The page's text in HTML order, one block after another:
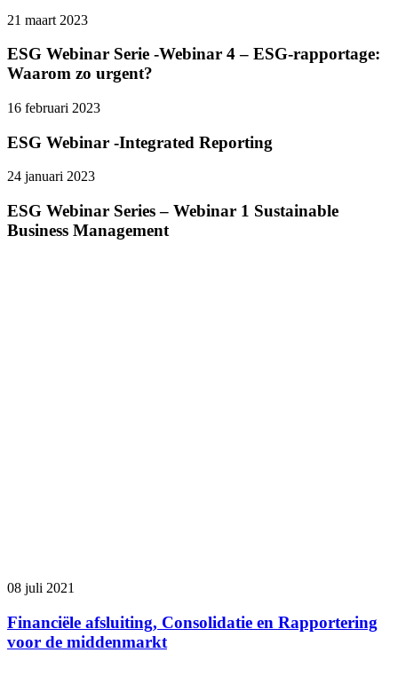
21 maart 2023
ESG Webinar Serie -Webinar 4 – ESG-rapportage:
Waarom zo urgent?
16 februari 2023
ESG Webinar -Integrated Reporting
24 januari 2023
ESG Webinar Series – Webinar 1 Sustainable
Business Management
08 juli 2021
Financiële afsluiting, Consolidatie en Rapportering
voor de middenmarkt